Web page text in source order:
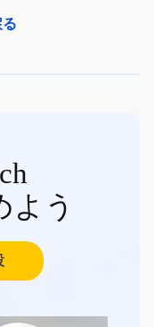
よう